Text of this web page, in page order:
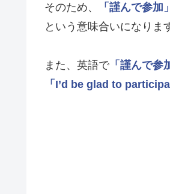
そのため、 「謹んで参加」
という意味合いになりま
また、英語で「謹んで参
「I’d be glad to